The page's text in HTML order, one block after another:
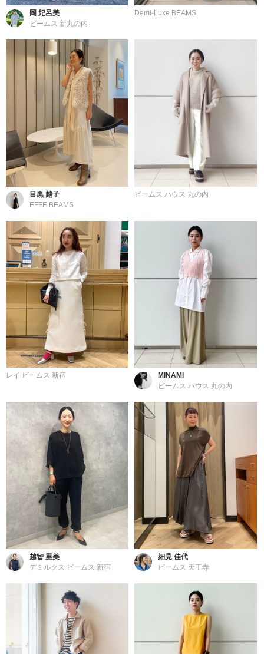
岡 妃呂美
ビームス 新丸の内
Demi-Luxe BEAMS
目黒 越子
EFFE BEAMS
ビームス ハウス 丸の内
レイ ビームス 新宿
MINAMI
ビームス ハウス 丸の内
越智 里美
デミルクス ビームス 新宿
細見 佳代
ビームス 天王寺